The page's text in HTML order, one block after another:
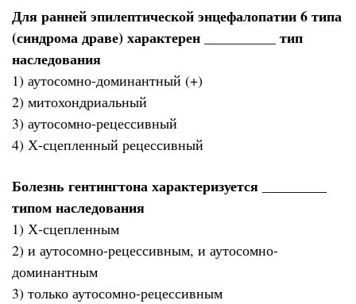
Для ранней эпилептической энцефалопатии 6 типа
(синдрома драве) характерен __________ тип
наследования
1) аутосомно-доминантный (+)
2) митохондриальный
3) аутосомно-рецессивный
4) Х-сцепленный рецессивный
Болезнь гентингтона характеризуется _________
типом наследования
1) Х-сцепленным
2) и аутосомно-рецессивным, и аутосомно-
доминантным
3) только аутосомно-рецессивным